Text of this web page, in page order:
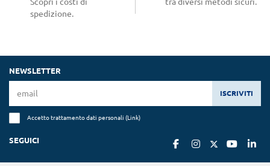
spedizione.
NEWSLETTER
ISCRIVITI
Accetto trattamento dati personali (Link)
SEGUICI